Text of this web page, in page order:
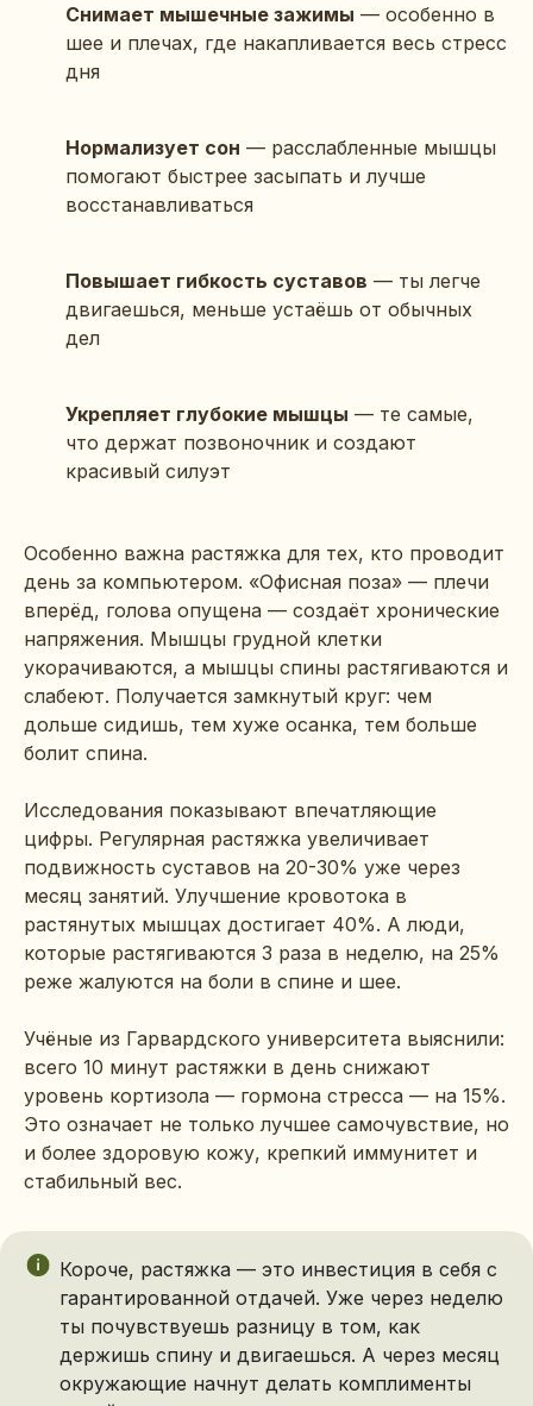
Снимает мышечные зажимы — особенно в
шее и плечах, где накапливается весь стресс
дня
Нормализует сон — расслабленные мышцы
помогают быстрее засыпать и лучше
восстанавливаться
Повышает гибкость суставов — ты легче
двигаешься, меньше устаёшь от обычных
дел
Укрепляет глубокие мышцы — те самые,
что держат позвоночник и создают
красивый силуэт
Особенно важна растяжка для тех, кто проводит
день за компьютером. «Офисная поза» — плечи
вперёд, голова опущена — создаёт хронические
напряжения. Мышцы грудной клетки
укорачиваются, а мышцы спины растягиваются и
слабеют. Получается замкнутый круг: чем
дольше сидишь, тем хуже осанка, тем больше
болит спина.
Исследования показывают впечатляющие
цифры. Регулярная растяжка увеличивает
подвижность суставов на 20-30% уже через
месяц занятий. Улучшение кровотока в
растянутых мышцах достигает 40%. А люди,
которые растягиваются 3 раза в неделю, на 25%
реже жалуются на боли в спине и шее.
Учёные из Гарвардского университета выяснили:
всего 10 минут растяжки в день снижают
уровень кортизола — гормона стресса — на 15%.
Это означает не только лучшее самочувствие, но
и более здоровую кожу, крепкий иммунитет и
стабильный вес.
Короче, растяжка — это инвестиция в себя с
гарантированной отдачей. Уже через неделю
ты почувствуешь разницу в том, как
держишь спину и двигаешься. А через месяц
окружающие начнут делать комплименты